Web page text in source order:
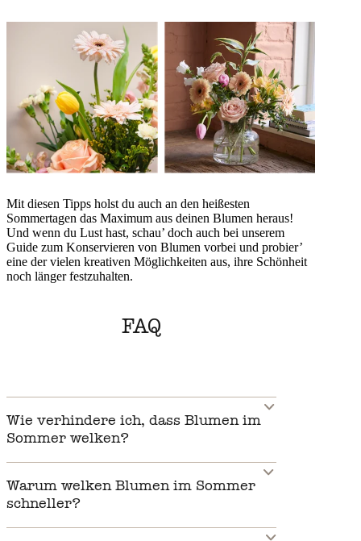
Mit diesen Tipps holst du auch an den heißesten
Sommertagen das Maximum aus deinen Blumen heraus!
Und wenn du Lust hast, schau’ doch auch bei unserem
Guide zum Konservieren von Blumen vorbei und probier’
eine der vielen kreativen Möglichkeiten aus, ihre Schönheit
noch länger festzuhalten.
FAQ
Wie verhindere ich, dass Blumen im
Sommer welken?
Warum welken Blumen im Sommer
schneller?